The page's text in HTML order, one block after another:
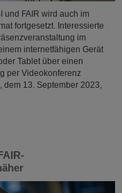
und FAIR wird auch im
fortgesetzt. Interessierte
im
internetfähigen Gerät
Tablet über einen
per Videokonferenz
dem 13. September 2023,